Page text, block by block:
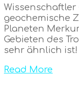
geochemische
Planeten
Gebieten des
sehr ähnlich ist!
Read More